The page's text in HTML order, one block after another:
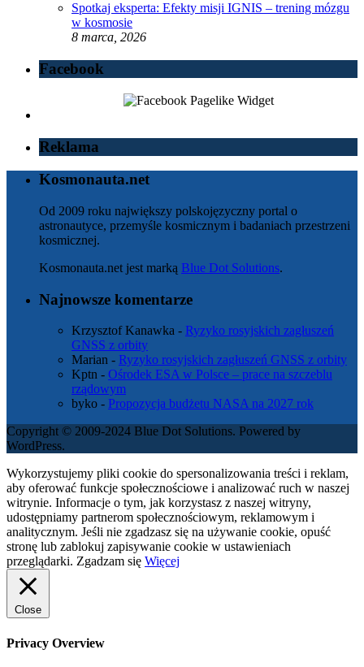
Spotkaj eksperta: Efekty misji IGNIS – trening mózgu
w kosmosie
8 marca, 2026
Facebook
Reklama
Kosmonauta.net
Od 2009 roku największy polskojęzyczny portal o
astronautyce, przemyśle kosmicznym i badaniach przestrzeni
kosmicznej.
Kosmonauta.net jest marką Blue Dot Solutions.
Najnowsze komentarze
Krzysztof Kanawka - Ryzyko rosyjskich zagłuszeń
GNSS z orbity
Marian - Ryzyko rosyjskich zagłuszeń GNSS z orbity
Kptn - Ośrodek ESA w Polsce – prace na szczeblu
rządowym
byko - Propozycja budżetu NASA na 2027 rok
Copyright © 2009-2024 Blue Dot Solutions. Powered by
WordPress.
Wykorzystujemy pliki cookie do spersonalizowania treści i reklam,
aby oferować funkcje społecznościowe i analizować ruch w naszej
witrynie. Informacje o tym, jak korzystasz z naszej witryny,
udostępniamy partnerom społecznościowym, reklamowym i
analitycznym. Jeśli nie zgadzasz się na używanie cookie, opuść
stronę lub zablokuj zapisywanie cookie w ustawieniach
przeglądarki. Zgadzam się Więcej
Close
Privacy Overview